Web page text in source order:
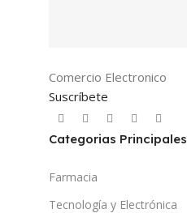
Comercio Electronico
Suscríbete
Categorias Principales
Farmacia
Tecnología y Electrónica